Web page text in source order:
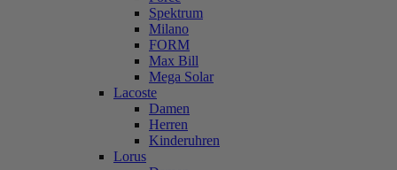
Spektrum
Milano
FORM
Max Bill
Mega Solar
Lacoste
Damen
Herren
Kinderuhren
Lorus